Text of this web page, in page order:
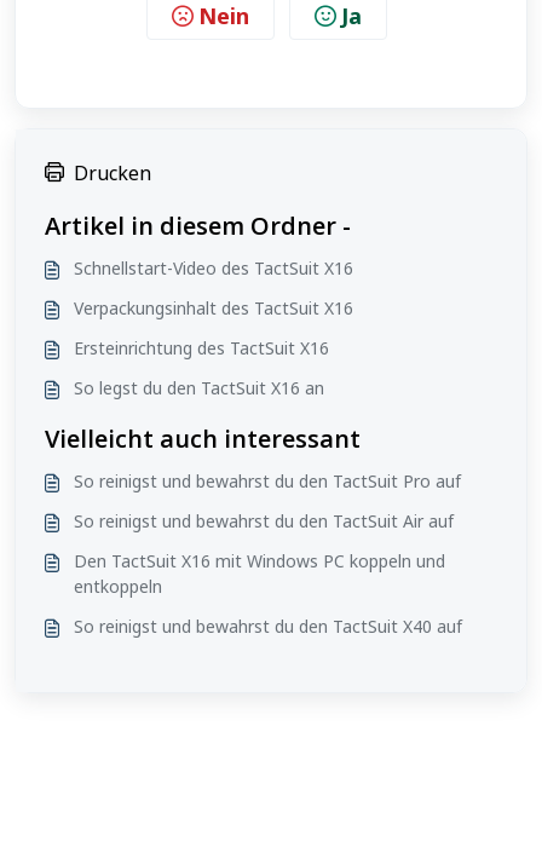
Nein Ja
Drucken
Artikel in diesem Ordner -
Schnellstart-Video des TactSuit X16
Verpackungsinhalt des TactSuit X16
Ersteinrichtung des TactSuit X16
So legst du den TactSuit X16 an
Vielleicht auch interessant
So reinigst und bewahrst du den TactSuit Pro auf
So reinigst und bewahrst du den TactSuit Air auf
Den TactSuit X16 mit Windows PC koppeln und
entkoppeln
So reinigst und bewahrst du den TactSuit X40 auf